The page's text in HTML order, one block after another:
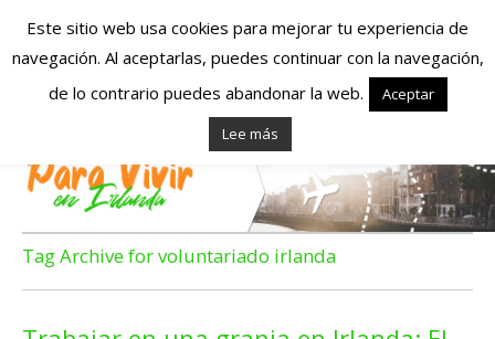
Españoles en
Irlanda – Vivir en
Irlanda – Trabajo
en Irlanda –
Alojamiento en
Tag Archive for voluntariado irlanda
Este sitio web usa cookies para mejorar tu experiencia de
navegación. Al aceptarlas, puedes continuar con la navegación,
de lo contrario puedes abandonar la web.
Aceptar
Lee más